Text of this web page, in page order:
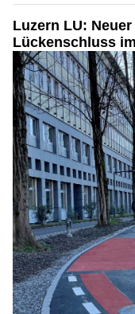
Luzern LU:
Lückenschluss